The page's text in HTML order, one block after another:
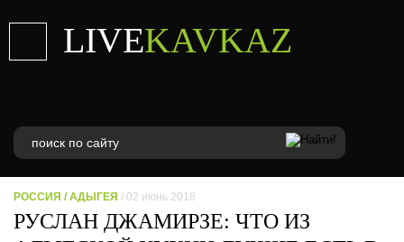
LIVEKAVKAZ
РОССИЯ /АДЫГЕЯ / 02 июнь 2018
РУСЛАН ДЖАМИРЗЕ: ЧТО ИЗ